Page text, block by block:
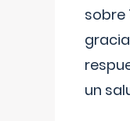
sobre
un